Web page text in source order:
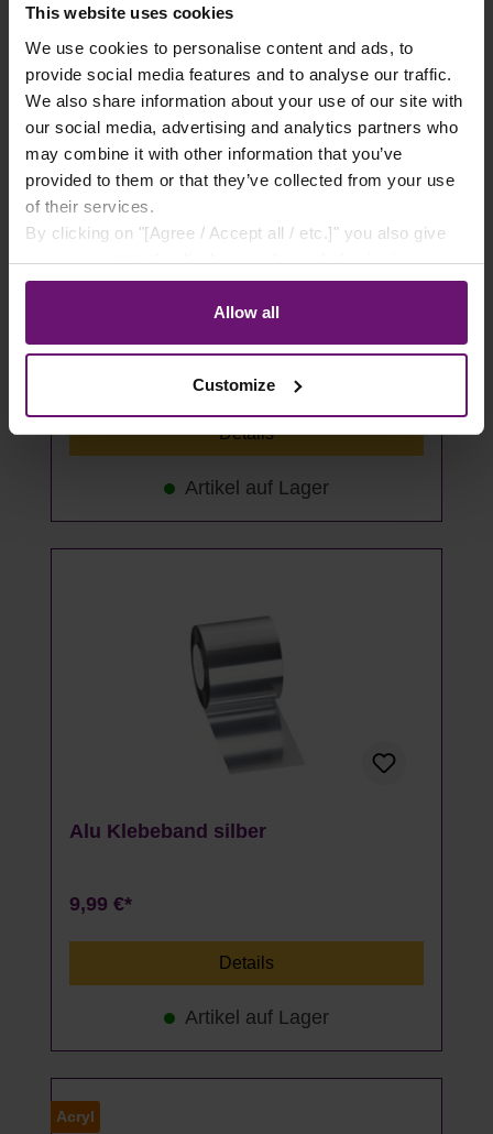
This website uses cookies
We use cookies to personalise content and ads, to
provide social media features and to analyse our traffic.
We also share information about your use of our site with
our social media, advertising and analytics partners who
may combine it with other information that you’ve
provided to them or that they’ve collected from your use
of their services.
By clicking on "[Agree / Accept all / etc.]" you also give
your consent to the disclosure of your behavior in our
store to our partner, shopware AG (Ebbinghoff 10, 48624
Schöppingen, Germany), which cannot assign this data
to you personally, but may process it for its own
Allow all
Customize
Stufenbohrer aus HSS-Stahl für
Details
Artikel auf Lager
Alu Klebeband silber
9,99 €*
Details
Artikel auf Lager
Acryl